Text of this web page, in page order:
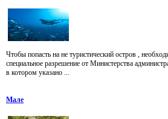
Чтобы попасть на не туристический остров ,
специальное разрешение от Министерства
в котором указано ...
Мале